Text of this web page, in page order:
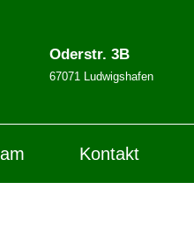
Oderstr. 3B
67071 Ludwigshafen
Kontakt